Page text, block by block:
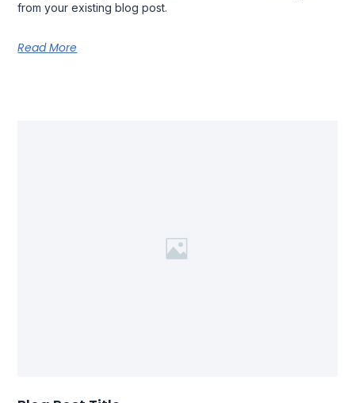
from your existing blog post.
Read More